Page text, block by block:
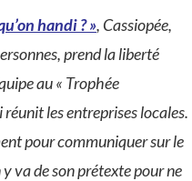
handi ? », Cassiopée,
prend la liberté
au « Trophée
les entreprises locales.
pour communiquer sur le
va de son prétexte pour ne